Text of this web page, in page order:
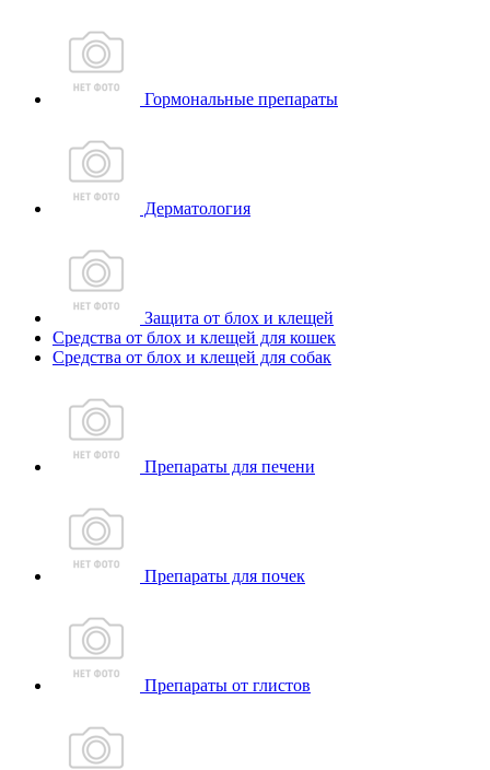
Гормональные препараты
Дерматология
Защита от блох и клещей
Средства от блох и клещей для кошек
Средства от блох и клещей для собак
Препараты для печени
Препараты для почек
Препараты от глистов